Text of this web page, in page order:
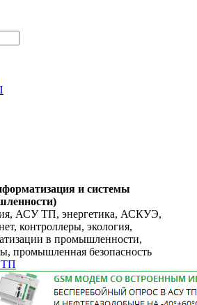
и системы
АСУ ТП, энергетика, АСКУЭ,
контроллеры, экология,
в промышленности,
промышленная безопасность
ТП